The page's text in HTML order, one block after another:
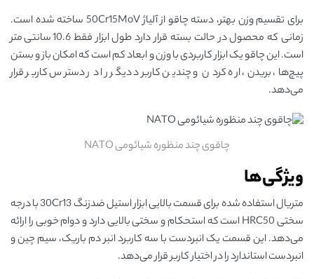
برای تقسیم وزن بهتر، دسته چاقو از آلیاژ 50Cr15MoV ساخته شده است.
زمانی که محصول در حالت بسته قرار دارد طول ابزار فقط 10.6 سانتی‌متر
است. این چاقو یک ابزار کاربردی با وزن و ابعاد کم است که امکان باز و بستن
پیچ‌ها، بریدن، اره کردن و چندین کاربرد دیگر را در دسترس کاربر قرار
می‌دهد.
چاقوی چند منظوره شیائومی NATO
ویژگی‌ها
متریال استفاده شده برای قسمت بالایی ابزار استیل ضدزنگ 30Cr13 با درجه
سختی HRC50 است که استحکام و سختی بالایی دارد و دوام خوبی را ارائه
می‌دهد. این قسمت یک انبردست با سه کاربرد انبر دم باریک، سیم چین و
انبردست استاندارد را در اختیار کاربر قرار می‌دهد.